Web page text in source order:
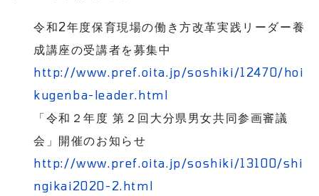
令和2年度保育現場の働き方改革実践リーダー養
成講座の受講者を募集中
http://www.pref.oita.jp/soshiki/12470/hoi
kugenba-leader.html
「令和２年度 第２回大分県男女共同参画審議
会」開催のお知らせ
http://www.pref.oita.jp/soshiki/13100/shi
ngikai2020-2.html